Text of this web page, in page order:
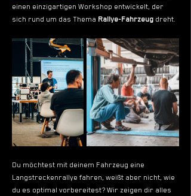
einen einzigartigen Workshop entwickelt, der
sich rund um das Thema Rallye-Fahrzeug dreht.
Du möchtest mit deinem Fahrzeug eine
Langstreckenrallye fahren, weißt aber nicht, wie
du es optimal vorbereitest? Wir zeigen dir alles